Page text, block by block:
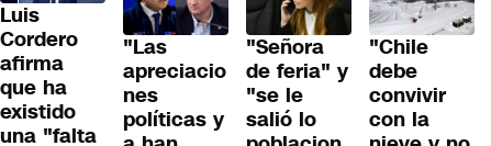
Luis
Cordero
afirma
que ha
existido
una "falta
"Las
apreciacio
nes
políticas y
"Señora
de feria" y
"se le
salió lo
"Chile
debe
convivir
con la